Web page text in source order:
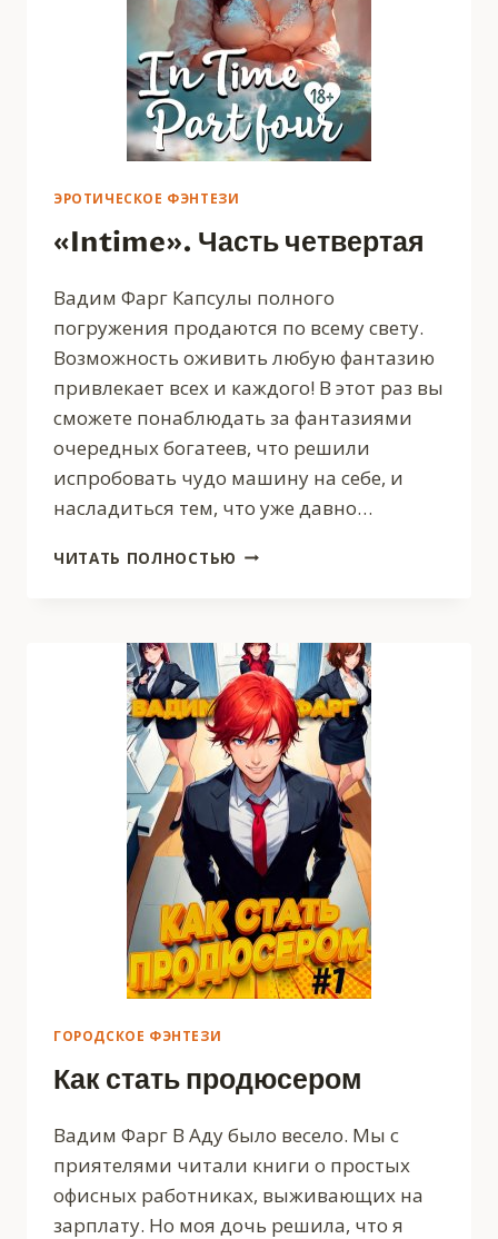
ЭРОТИЧЕСКОЕ ФЭНТЕЗИ
«Intime». Часть четвертая
Вадим Фарг Капсулы полного
погружения продаются по всему свету.
Возможность оживить любую фантазию
привлекает всех и каждого! В этот раз вы
сможете понаблюдать за фантазиями
очередных богатеев, что решили
испробовать чудо машину на себе, и
насладиться тем, что уже давно…
ЧИТАТЬ ПОЛНОСТЬЮ «INTIME».
ГОРОДСКОЕ ФЭНТЕЗИ
Как стать продюсером
Вадим Фарг В Аду было весело. Мы с
приятелями читали книги о простых
офисных работниках, выживающих на
зарплату. Но моя дочь решила, что я